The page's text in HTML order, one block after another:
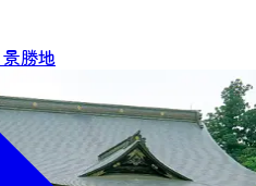
勝地